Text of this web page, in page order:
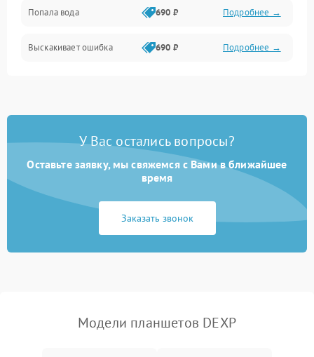
Разговор (микрофон, динамик)
Перегрев и нестабильная работа
Программные сбои
Попала вода 690 ₽ Подробнее →
Выскакивает ошибка 690 ₽ Подробнее →
У Вас остались вопросы?
Оставьте заявку, мы свяжемся с Вами в ближайшее
время
Заказать звонок
Модели планшетов DEXP